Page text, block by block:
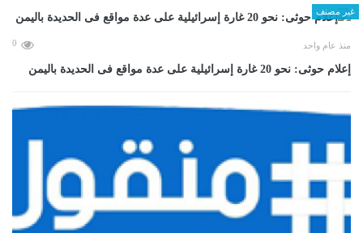
غير مصنف
منذ عام واحد 0
إعلام حوثى: نحو 20 غارة إسرائيلية على عدة مواقع فى الحديدة باليمن